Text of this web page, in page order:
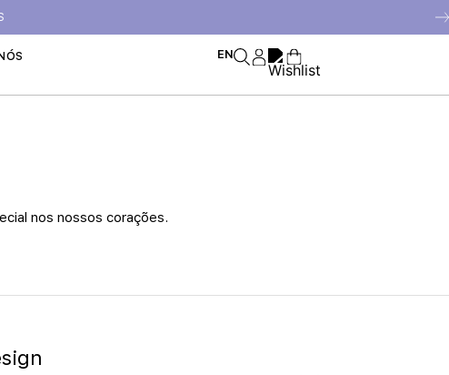
EN
nos nossos corações.